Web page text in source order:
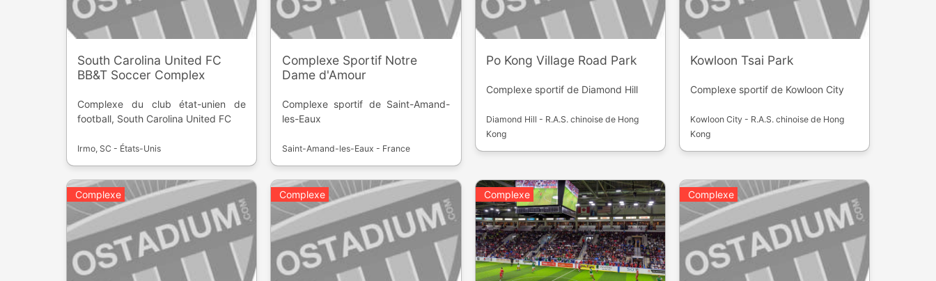
South Carolina United FC
BB&T Soccer Complex
Complexe du club état-unien de
football, South Carolina United FC
Irmo, SC - États-Unis
Complexe Sportif Notre
Dame d'Amour
Complexe sportif de Saint-Amand-
les-Eaux
Saint-Amand-les-Eaux - France
Po Kong Village Road Park
Complexe sportif de Diamond Hill
Diamond Hill - R.A.S. chinoise de Hong
Kong
Kowloon Tsai Park
Complexe sportif de Kowloon City
Kowloon City - R.A.S. chinoise de Hong
Kong
Complexe Complexe Complexe Complexe